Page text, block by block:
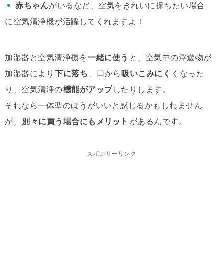
赤ちゃんがいるなど、空気をきれいに保ちたい場合
に空気清浄機が活躍してくれますよ！
加湿器と空気清浄機を一緒に使う と、空気中の浮遊物が
加湿器により
下に落ち 、口から吸いこみにく くなった
り、空気清浄の機能がアップ したりします。
それなら一体型のほうがいいと感じるかもしれません
が、
別々に買う場合にもメリット があるんです。
スポンサーリンク